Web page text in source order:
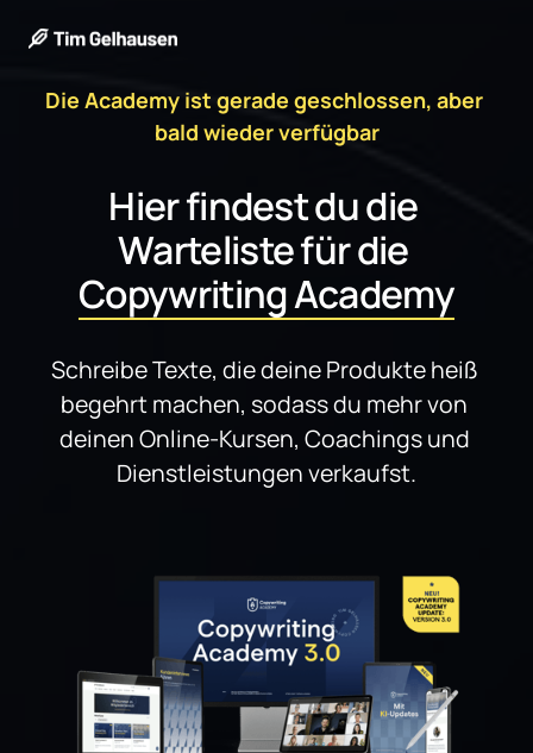
Die Academy ist gerade geschlossen,
bald wieder verfügbar
Hier findest du die
Copywriting Academy
Schreibe Texte, die deine Produkte heiß
begehrt machen, sodass du mehr von
deinen Online-Kursen, Coachings und
Dienstleistungen verkaufst.